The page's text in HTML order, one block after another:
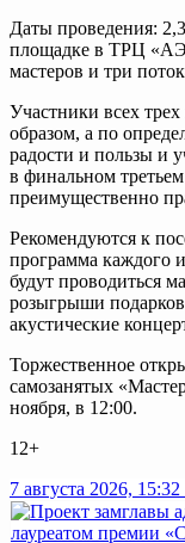
Даты проведения:
площадке в ТРЦ
мастеров и три
Участники всех
образом, а по
радости и пользы и
в финальном третьем
преимущественно
Рекомендуются к
программа каждого
будут проводиться
розыгрыши
акустические
Торжественное
самозанятых
ноября, в 12:00.
12+
7 августа 2026, 15:32